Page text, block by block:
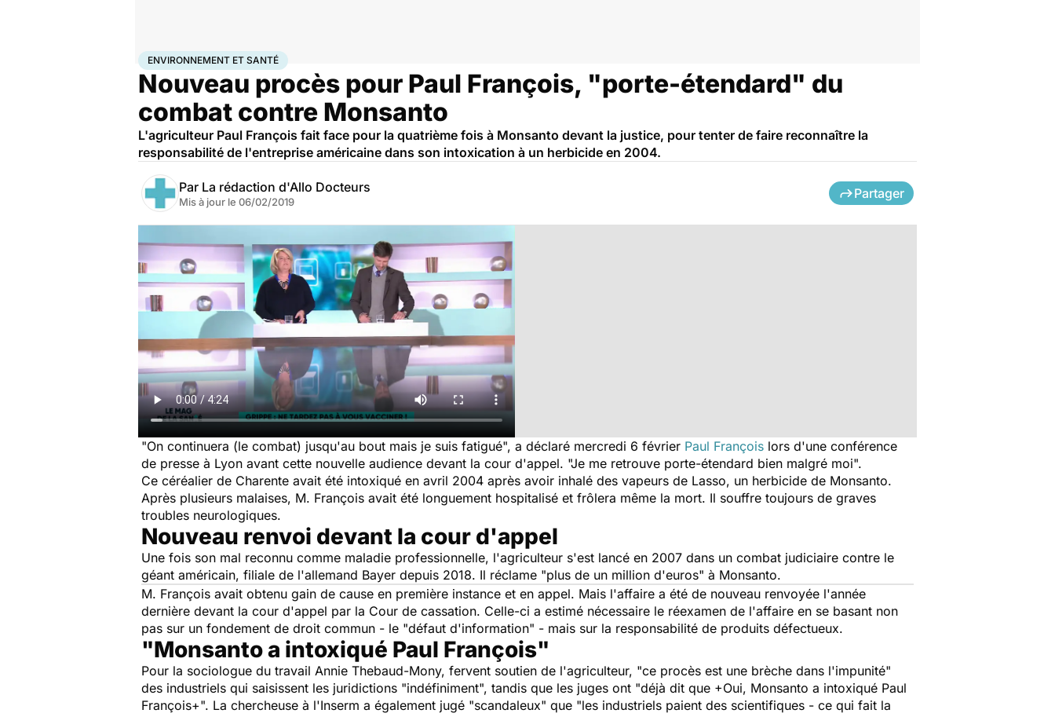
AccueilBien-êtreEnvironnement et santé
ENVIRONNEMENT ET SANTÉ
Nouveau procès pour Paul François, "porte-étendard" du
combat contre Monsanto
L'agriculteur Paul François fait face pour la quatrième fois à Monsanto devant la justice, pour tenter de faire reconnaître la
responsabilité de l'entreprise américaine dans son intoxication à un herbicide en 2004.
Par La rédaction d'Allo Docteurs
Mis à jour le 06/02/2019
Partager
"On continuera (le combat) jusqu'au bout mais je suis fatigué", a déclaré mercredi 6 février Paul François lors d'une conférence
de presse à Lyon avant cette nouvelle audience devant la cour d'appel. "Je me retrouve porte-étendard bien malgré moi".
Ce céréalier de Charente avait été intoxiqué en avril 2004 après avoir inhalé des vapeurs de Lasso, un herbicide de Monsanto.
Après plusieurs malaises, M. François avait été longuement hospitalisé et frôlera même la mort. Il souffre toujours de graves
troubles neurologiques.
Nouveau renvoi devant la cour d'appel
Une fois son mal reconnu comme maladie professionnelle, l'agriculteur s'est lancé en 2007 dans un combat judiciaire contre le
géant américain, filiale de l'allemand Bayer depuis 2018. Il réclame "plus de un million d'euros" à Monsanto.
M. François avait obtenu gain de cause en première instance et en appel. Mais l'affaire a été de nouveau renvoyée l'année
dernière devant la cour d'appel par la Cour de cassation. Celle-ci a estimé nécessaire le réexamen de l'affaire en se basant non
pas sur un fondement de droit commun - le "défaut d'information" - mais sur la responsabilité de produits défectueux.
"Monsanto a intoxiqué Paul François"
Pour la sociologue du travail Annie Thebaud-Mony, fervent soutien de l'agriculteur, "ce procès est une brèche dans l'impunité"
des industriels qui saisissent les juridictions "indéfiniment", tandis que les juges ont "déjà dit que +Oui, Monsanto a intoxiqué Paul
François+". La chercheuse à l'Inserm a également jugé "scandaleux" que "les industriels paient des scientifiques - ce qui fait la